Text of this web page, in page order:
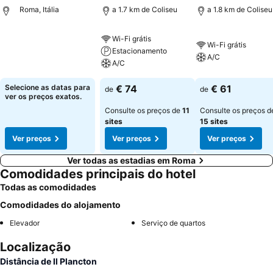
Roma, Itália
Selecione as datas para
ver os preços exatos.
Ver preços
a 1.7 km de Coliseu
Wi-Fi grátis
Estacionamento
A/C
de € 74
Consulte os preços de 11
sites
Ver preços
a 1.8 km de Coliseu
Wi-Fi grátis
A/C
de € 61
Consulte os preços
15 sites
Ver preços
Ver todas as estadias em Roma
Comodidades principais do hotel
Todas as comodidades
Comodidades do alojamento
Elevador Serviço de quartos
Localização
Distância de Il Plancton